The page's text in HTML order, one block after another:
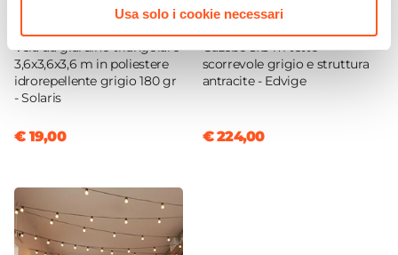
Usa solo i cookie necessari
Grigio chiaro
Materiale Cuscino
Tessuto Olefin
Colore Seduta
Grigio chiaro
Imbottitura
Sfoderabile|Tessuto impermeabile
Vela da giardino triangolare
3,6x3,6x3,6 m in poliestere
idrorepellente grigio 180 gr
- Solaris
€ 19,00
CODICE:ED33A
Gazebo 3x3 m tetto
scorrevole grigio e struttura
antracite - Edvige
€ 224,00